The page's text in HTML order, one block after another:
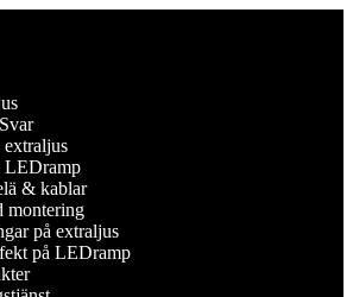
LEDramp
& kablar
montering
på extraljus
på LEDramp